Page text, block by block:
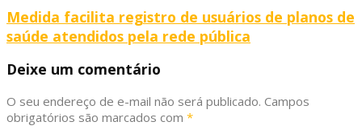
Medida facilita registro de usuários de planos de
saúde atendidos pela rede pública
Deixe um comentário
O seu endereço de e-mail não será publicado. Campos
obrigatórios são marcados com *